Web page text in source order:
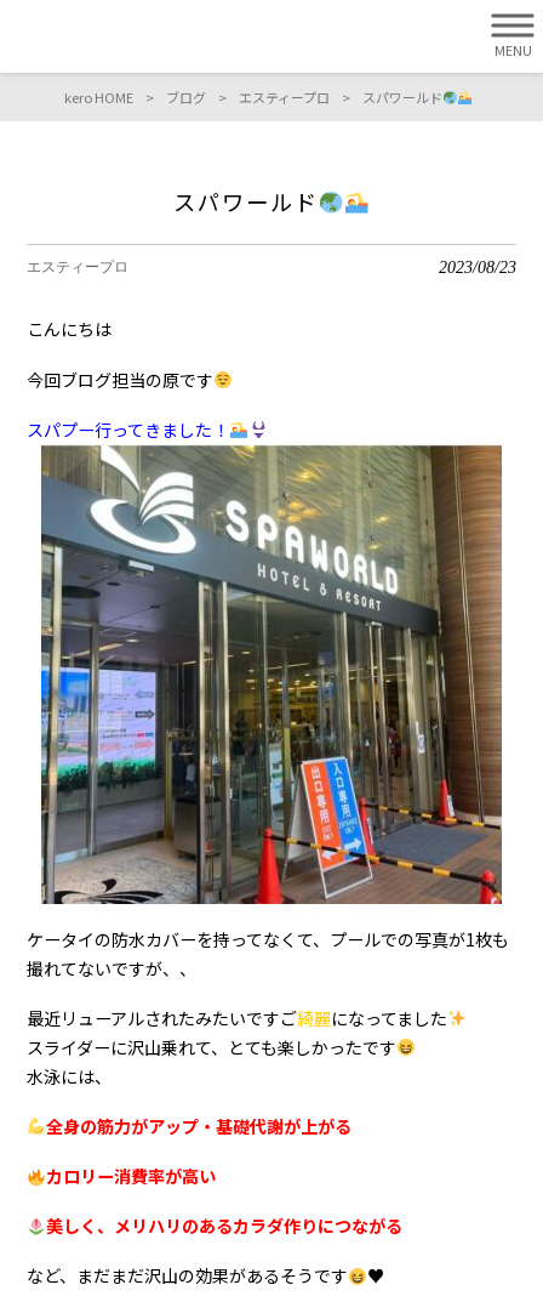
MENU
kero HOME > ブログ > エスティープロ > スパワールド
スパワールド
エスティープロ 2023/08/23
こんにちは
今回ブログ担当の原です
スパプー行ってきました！
ケータイの防水カバーを持ってなくて、プールでの写真が1枚も
撮れてないですが、、
最近リューアルされたみたいですご綺麗になってました
スライダーに沢山乗れて、とても楽しかったです
水泳には、
全身の筋力がアップ・基礎代謝が上がる
カロリー消費率が高い
美しく、メリハリのあるカラダ作りにつながる
など、まだまだ沢山の効果があるそうです ♥